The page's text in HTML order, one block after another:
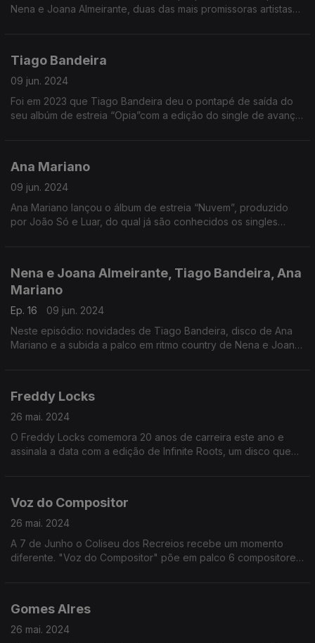
Nena e Joana Almeirante, duas das mais promissoras artistas
Tiago Bandeira
09 jun. 2024
Foi em 2023 que Tiago Bandeira deu o pontapé de saída do
seu albúm de estreia “Opia”com a edição do single de avanço
Ana Mariano
09 jun. 2024
Ana Mariano lançou o álbum de estreia “Nuvem”, produzido
por João Só e Luar, do qual já são conhecidos os singles
Nena e Joana Almeirante, Tiago Bandeira, Ana
Mariano
Ep. 16
09 jun. 2024
Neste episódio: novidades de Tiago Bandeira, disco de Ana
Mariano e a subida a palco em ritmo country de Nena e Joana
Freddy Locks
26 mai. 2024
O Freddy Locks comemora 20 anos de carreira este ano e
assinala a data com a edição de Infinite Roots, um disco que
Voz do Compositor
26 mai. 2024
A 7 de Junho o Coliseu dos Recreios recebe um momento
diferente. "Voz do Compositor" põe em palco 6 compositores
Gomes AIres
26 mai. 2024